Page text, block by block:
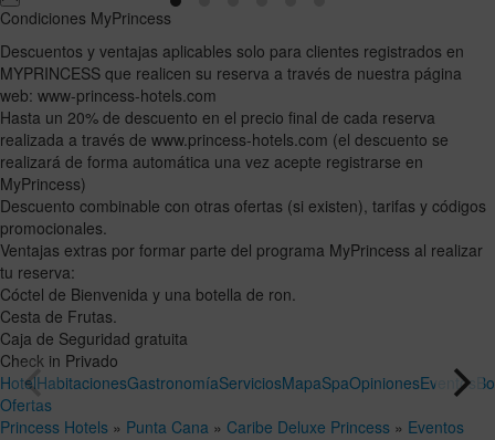
Condiciones MyPrincess
Descuentos y ventajas aplicables solo para clientes registrados en
MYPRINCESS que realicen su reserva a través de nuestra página
web: www-princess-hotels.com
Hasta un 20% de descuento en el precio final de cada reserva
realizada a través de www.princess-hotels.com (el descuento se
realizará de forma automática una vez acepte registrarse en
MyPrincess)
Descuento combinable con otras ofertas (si existen), tarifas y códigos
promocionales.
Ventajas extras por formar parte del programa MyPrincess al realizar
tu reserva:
Cóctel de Bienvenida y una botella de ron.
Cesta de Frutas.
Caja de Seguridad gratuita
Check in Privado
HotelHabitacionesGastronomíaServiciosMapaSpaOpinionesEventos
Ofertas
Princess Hotels » Punta Cana » Caribe Deluxe Princess » Eventos